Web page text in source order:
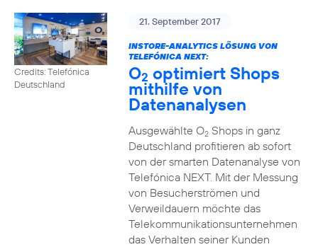
Credits: Telefónica
Deutschland
21. September 2017
INSTORE-ANALYTICS LÖSUNG VON
TELEFÓNICA NEXT:
O2 optimiert Shops
mithilfe von
Datenanalysen
Ausgewählte O2Shops in ganz
Deutschland profitieren ab sofort
von der smarten Datenanalyse von
Telefónica NEXT. Mit der Messung
von Besucherströmen und
Verweildauern möchte das
Telekommunikationsunternehmen
das Verhalten seiner Kunden